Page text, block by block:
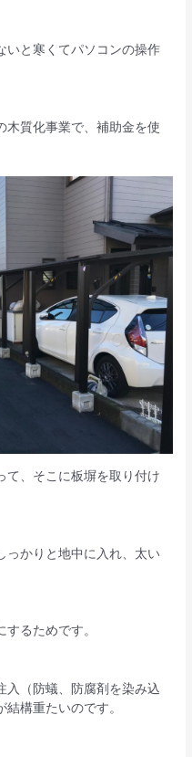
いと寒くてパソコンの操作
木質化事業で、補助金を使
て、そこに板塀を取り付け
っかりと地中に入れ、太い
るためです。
入（防蟻、防腐剤を染み込
構重たいのです。